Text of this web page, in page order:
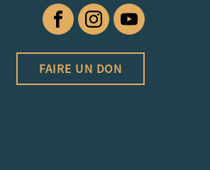
FacebookInstagramYouTube
FAIRE UN DON